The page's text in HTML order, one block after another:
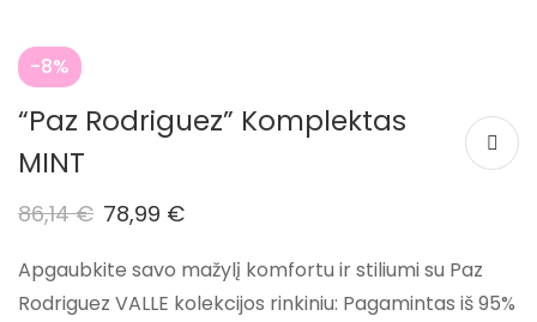
-8%
“Paz Rodriguez” Komplektas
MINT
86,14€ 78,99 €
Apgaubkite savo mažylį komfortu ir stiliumi su Paz
Rodriguez VALLE kolekcijos rinkiniu: Pagamintas iš 95%